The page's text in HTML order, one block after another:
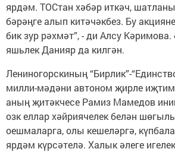
ярдәм. ТОСтан хәбәр иткәч,
бәрәңге алып китәчәкбез. Бу
бик зур рәхмәт”, - ди Алсу
яшьлек Данияр да килгән.
Лениногорскиның “Бирлик”-
милли-мәдәни автоном җирле
аның җитәкчесе Рамиз Мамедов
озк еллар хәйриячелек белән
оешмаларга, олы кешеләргә,
ярдәм күрсәтелә. Халык әлеге